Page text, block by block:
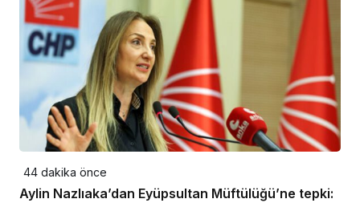
44 dakika önce
Aylin Nazlıaka’dan Eyüpsultan Müftülüğü’ne tepki: